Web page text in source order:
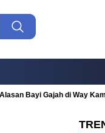
Alasan Bayi Gajah di Way